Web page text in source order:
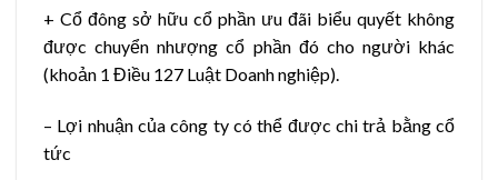
+ Cổ đông sở hữu cổ phần ưu đãi biểu quyết không
được chuyển nhượng cổ phần đó cho người khác
(khoản 1 Điều 127 Luật Doanh nghiệp).
– Lợi nhuận của công ty có thể được chi trả bằng cổ
tức